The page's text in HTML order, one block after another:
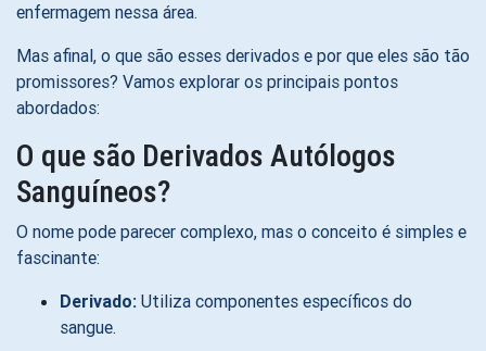
enfermagem nessa área.
Mas afinal, o que são esses derivados e por que eles são tão
promissores? Vamos explorar os principais pontos
abordados:
O que são Derivados Autólogos
Sanguíneos?
O nome pode parecer complexo, mas o conceito é simples e
fascinante:
Derivado: Utiliza componentes específicos do
sangue.